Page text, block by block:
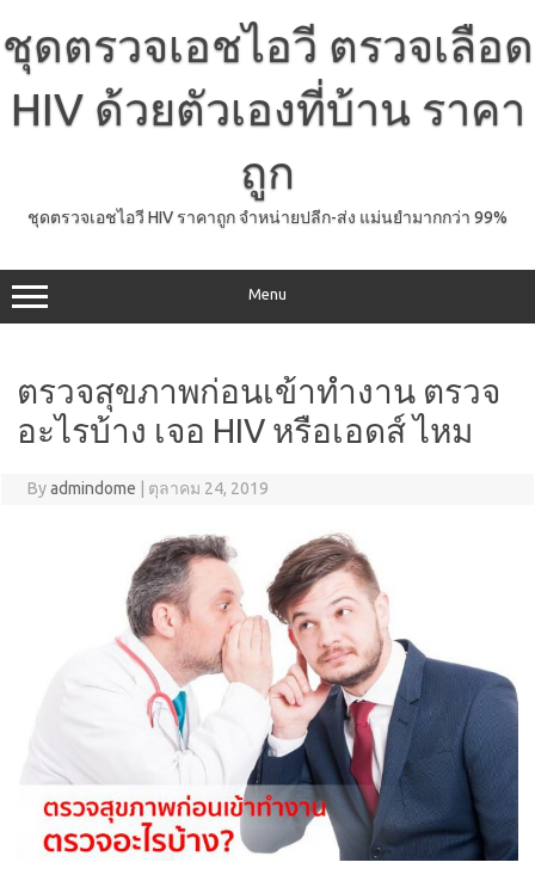
content
ชุดตรวจเอชไอวี ตรวจเลือด
HIV ด้วยตัวเองที่บ้าน ราคา
ถูก
ชุดตรวจเอชไอวี HIV ราคาถูก จำหน่ายปลีก-ส่ง แม่นยำมากกว่า 99%
Menu
ตรวจสุขภาพก่อนเข้าทํางาน ตรวจ
อะไรบ้าง เจอ HIV หรือเอดส์ ไหม
Byadmindome ตุลาคม 24, 2019